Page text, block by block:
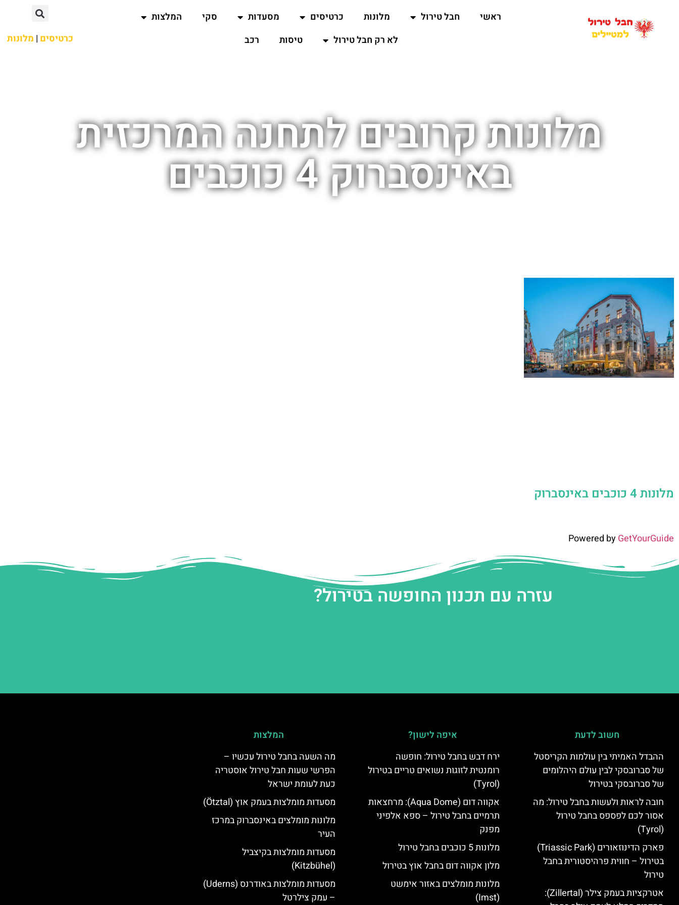
ראשי חבל טירול מלונות כרטיסים מסעדות סקי
המלצות
לא רק חבל טירול
טיסות רכב כרטיסים | מלונות
מלונות קרובים לתחנה המרכזית
באינסברוק 4 כוכבים
מלונות 4 כוכבים באינסברוק
Powered byGetYourGuide
עזרה עם תכנון החופשה בטירול?
חשוב לדעת
ההבדל האמיתי בין עולמות הקריסטל
של סברובסקי לבין עולם היהלומים
של סברובסקי בטירול
חובה לראות ולעשות בחבל טירול: מה
אסור לכם לפספס בחבל טירול
(Tyrol)
פארק הדינוזאורים (Triassic Park)
בטירול – חווית פרהיסטורית בחבל
טירול
אטרקציות בעמק צילר (Zillertal):
איפה לישון?
ירח דבש בחבל טירול: חופשה
רומנטית לזוגות נשואים טריים בטירול
(Tyrol)
אקווה דום (Aqua Dome): מרחצאות
תרמיים בחבל טירול – ספא אלפיני
מפנק
מלונות 5 כוכבים בחבל טירול
מלון אקווה דום בחבל אוץ בטירול
מלונות מומלצים באזור אימשט
(Imst)
המלצות
מה השעה בחבל טירול עכשיו –
הפרשי שעות חבל טירול אוסטריה
כעת לעומת ישראל
מסעדות מומלצות בעמק אוץ (Ötztal)
מלונות מומלצים באינסברוק במרכז
העיר
מסעדות מומלצות בקיצביל
(Kitzbühel)
מסעדות מומלצות באודרנס (Uderns)
– עמק צילרטל